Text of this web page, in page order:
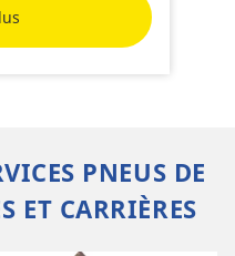
PNEUS DE
ET CARRIÈRES